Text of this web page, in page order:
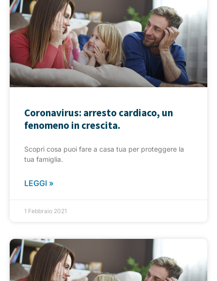
Coronavirus: arresto cardiaco, un
fenomeno in crescita.
Scopri cosa puoi fare a casa tua per proteggere la
tua famiglia.
LEGGI »
1 Febbraio 2021